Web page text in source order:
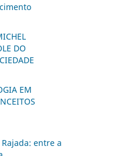
DO
EM
entre a